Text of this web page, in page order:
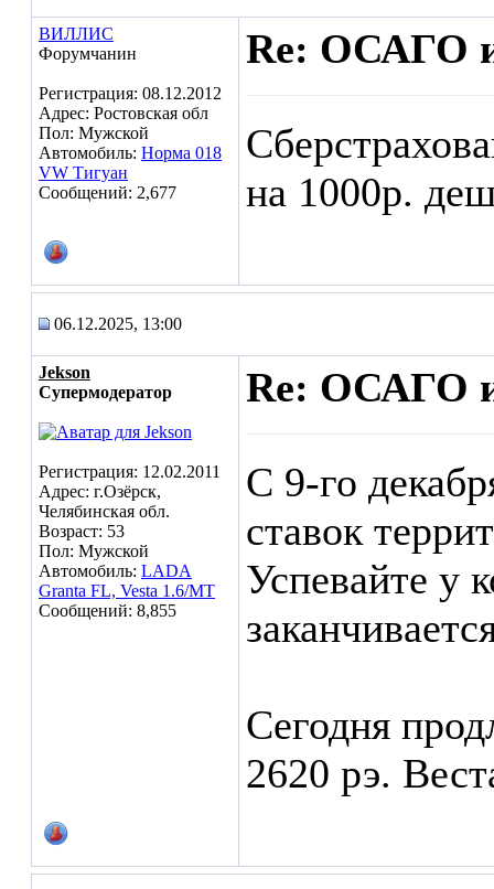
ВИЛЛИС
Форумчанин
Регистрация: 08.12.2012
Адрес: Ростовская обл
Пол: Мужской
Автомобиль: Норма 018
VW Тигуан
Сообщений: 2,677
Re: ОСАГО
на 1000р.
06.12.2025, 13:00
Jekson
Супермодератор
Регистрация: 12.02.2011
Адрес: г.Озёрск,
Челябинская обл.
Возраст: 53
Пол: Мужской
Автомобиль: LADA
Granta FL, Vesta 1.6/МТ
Сообщений: 8,855
Re: ОСАГО
С 9-го
ставок
Успевайте у
Сегодня
2620 рэ.